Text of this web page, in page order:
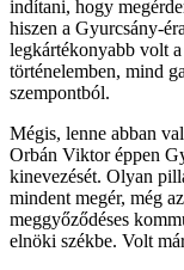
indítani, hogy
hiszen a Gyurcsány-
legkártékonyabb volt
történelemben, mind
szempontból.
Mégis, lenne abban
Orbán Viktor éppen
kinevezését. Olyan
mindent megér, még
meggyőződéses
elnöki székbe. Volt